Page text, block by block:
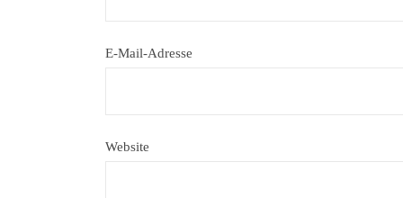
E-Mail-Adresse
Website